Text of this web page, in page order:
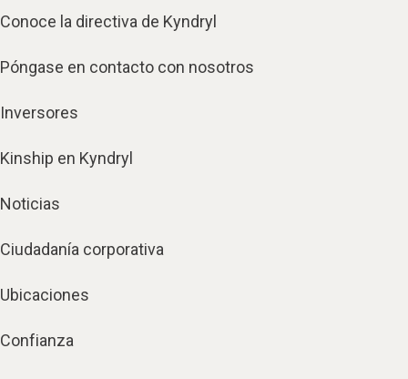
Conoce la directiva de Kyndryl
Póngase en contacto con nosotros
Inversores
Kinship en Kyndryl
Noticias
Ciudadanía corporativa
Ubicaciones
Confianza